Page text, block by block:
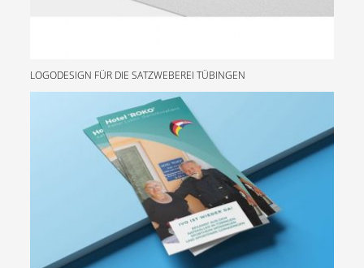
LOGODESIGN FÜR DIE SATZWEBEREI TÜBINGEN